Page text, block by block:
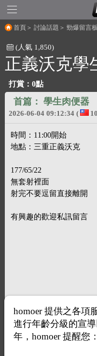
首頁 ＞ 討論話題 ＞ 勁爆留言板
(人氣 1,850)
正義沃克學
打賞： 0點
首篇： 學生肉便器
2026-06-04 09:12:34 (
時間：11:00開始
地點：三重正義沃克
177/65/22
無套射裡面
射完不要逗留直接離開
有興趣的歡迎私訊留言
homoer 提供之各項
進行年齡分級的宣
年，homoer 提醒您：